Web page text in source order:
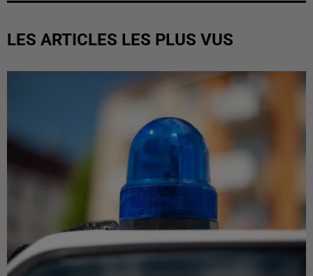
LES ARTICLES LES PLUS VUS